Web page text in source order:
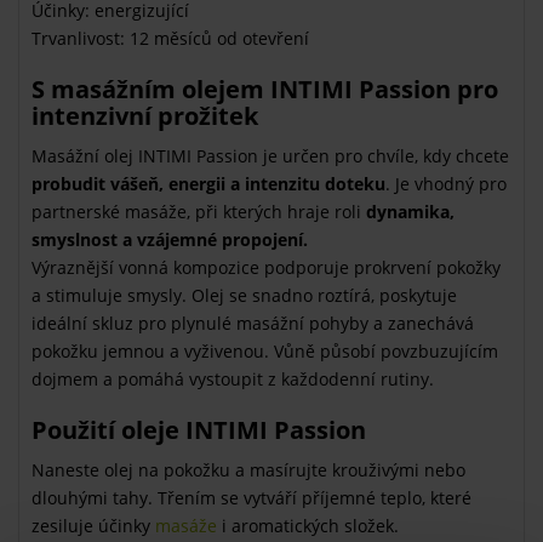
Účinky: energizující
Trvanlivost: 12 měsíců od otevření
S masážním olejem INTIMI Passion pro
intenzivní prožitek
Masážní olej INTIMI Passion je určen pro chvíle, kdy chcete
probudit vášeň, energii a intenzitu doteku. Je vhodný pro
partnerské masáže, při kterých hraje roli dynamika,
smyslnost a vzájemné propojení.
Výraznější vonná kompozice podporuje prokrvení pokožky
a stimuluje smysly. Olej se snadno roztírá, poskytuje
ideální skluz pro plynulé masážní pohyby a zanechává
pokožku jemnou a vyživenou. Vůně působí povzbuzujícím
dojmem a pomáhá vystoupit z každodenní rutiny.
Použití oleje INTIMI Passion
Naneste olej na pokožku a masírujte krouživými nebo
dlouhými tahy. Třením se vytváří příjemné teplo, které
zesiluje účinky masáže i aromatických složek.